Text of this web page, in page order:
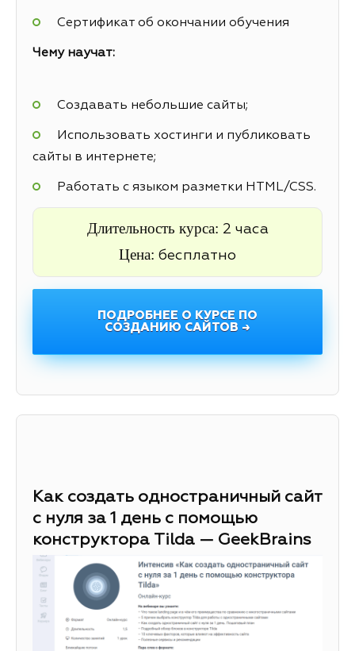
Сертификат об окончании обучения
Чему научат:
Создавать небольшие сайты;
Использовать хостинги и публиковать
сайты в интернете;
Работать с языком разметки HTML/CSS.
Длительность курса: 2 часа
Цена: бесплатно
ПОДРОБНЕЕ О КУРСЕ ПО
СОЗДАНИЮ САЙТОВ →
Как создать одностраничный сайт
с нуля за 1 день с помощью
конструктора Tilda — GeekBrains